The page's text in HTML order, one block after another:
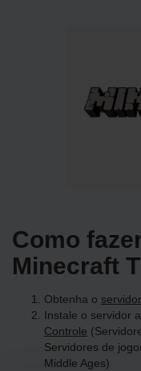
Como
Minecraft
Obtenha o
Instale o servidor
Controle
Servidores de
Middle Ages)